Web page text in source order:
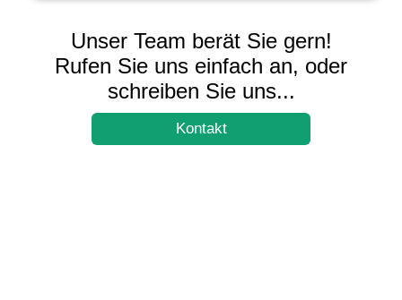
Unser Team berät Sie gern!
Rufen Sie uns einfach an, oder
schreiben Sie uns...
Kontakt